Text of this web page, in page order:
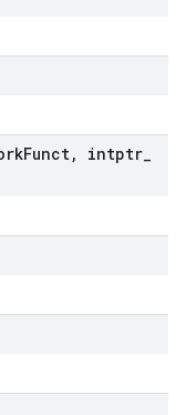
Funct, intptr